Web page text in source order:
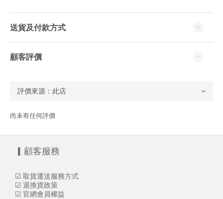
送貨及付款方式
顧客評價
尚未有任何評價
▎顧客服務
☑ 取貨運送服務方式
☑ 退換貨政策
☑ 官網會員權益